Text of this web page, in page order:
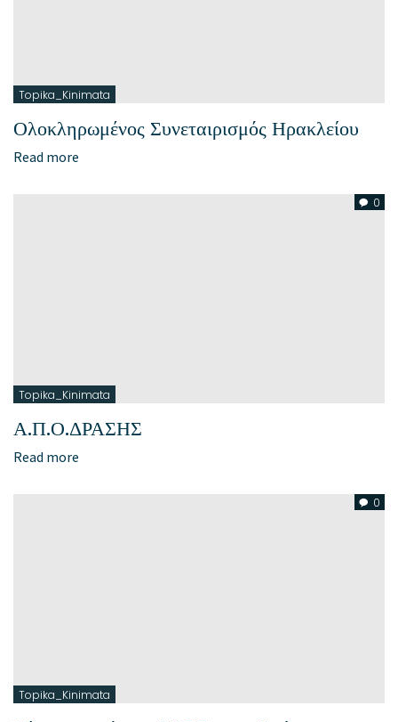
Topika_Kinimata
Ολοκληρωμένος Συνεταιρισμός Ηρακλείου
Read more
0
Topika_Kinimata
Α.Π.Ο.ΔΡΑΣΗΣ
Read more
0
Topika_Kinimata